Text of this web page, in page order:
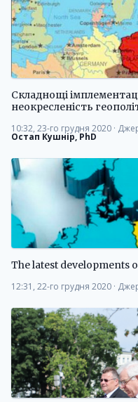
Складнощі
неокресленість
10:32, 23-го грудня 2020 ·
Остап Кушнір, PhD
The latest developments
12:31, 22-го грудня 2020 ·